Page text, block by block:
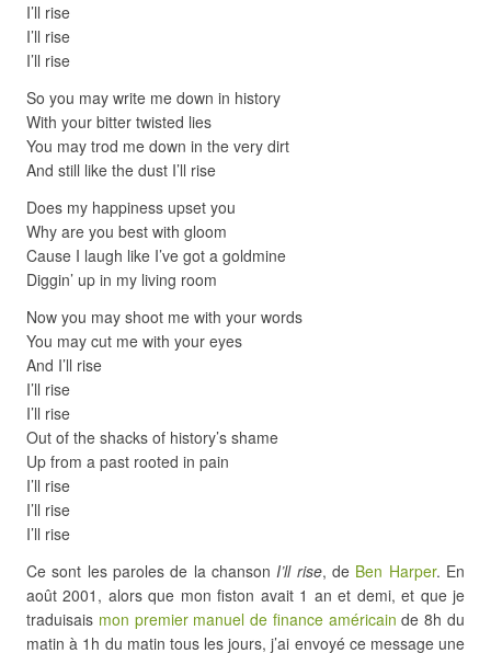
I’ll rise
I’ll rise
I’ll rise
So you may write me down in history
With your bitter twisted lies
You may trod me down in the very dirt
And still like the dust I’ll rise
Does my happiness upset you
Why are you best with gloom
Cause I laugh like I’ve got a goldmine
Diggin’ up in my living room
Now you may shoot me with your words
You may cut me with your eyes
And I’ll rise
I’ll rise
I’ll rise
Out of the shacks of history’s shame
Up from a past rooted in pain
I’ll rise
I’ll rise
I’ll rise
Ce sont les paroles de la chansonI’ll rise, de Ben Harper. En
août 2001, alors que mon fiston avait 1 an et demi, et que je
traduisais mon premier manuel de finance américain de 8h du
matin à 1h du matin tous les jours, j’ai envoyé ce message une